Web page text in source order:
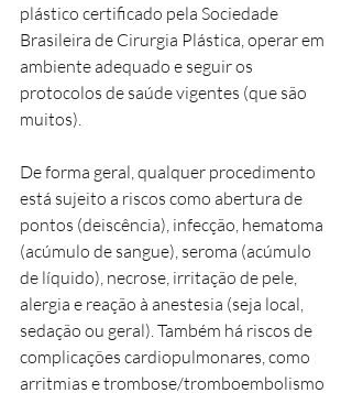
plástico certificado pela Sociedade
Brasileira de Cirurgia Plástica, operar em
ambiente adequado e seguir os
protocolos de saúde vigentes (que são
muitos).
De forma geral, qualquer procedimento
está sujeito a riscos como abertura de
pontos (deiscência), infecção, hematoma
(acúmulo de sangue), seroma (acúmulo
de líquido), necrose, irritação de pele,
alergia e reação à anestesia (seja local,
sedação ou geral). Também há riscos de
complicações cardiopulmonares, como
arritmias e trombose/tromboembolismo